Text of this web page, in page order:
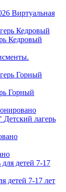
Виртуальная
Кедровый
Горный
Детский лагерь
детей 7-17 лет